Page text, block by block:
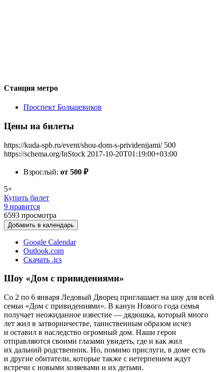
Станция метро
Проспект Большевиков
Цены на билеты
https://kuda-spb.ru/event/shou-dom-s-prividenijami/ 500
https://schema.org/InStock 2017-10-20T01:19:00+03:00
Взрослый: от 500 ₽
5+
Купить билет
9 нравится
6593 просмотра
Добавить в календарь
Google Calendar
Outlook.com
Скачать .ics
Шоу «Дом с привидениями»
Со 2 по 6 января Ледовый Дворец приглашает на шоу для всей
семьи «Дом с привидениями». В канун Нового года семья
получает неожиданное известие — дядюшка, который много
лет жил в затворничестве, таинственным образом исчез
и оставил в наследство огромный дом. Наши герои
отправляются своими глазами увидеть, где и как жил
их дальний родственник. Но, помимо прислуги, в доме есть
и другие обитатели, которые также с нетерпением ждут
встречи с новыми хозяевами и их детьми.